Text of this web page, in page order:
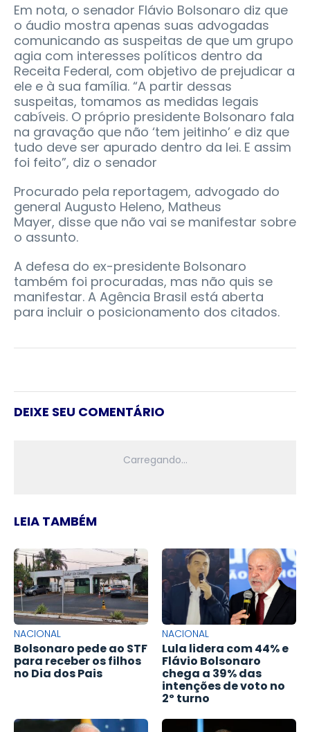
Em nota, o senador Flávio Bolsonaro diz que
o áudio mostra apenas suas advogadas
comunicando as suspeitas de que um grupo
agia com interesses políticos dentro da
Receita Federal, com objetivo de prejudicar a
ele e à sua família. “A partir dessas
suspeitas, tomamos as medidas legais
cabíveis. O próprio presidente Bolsonaro fala
na gravação que não ‘tem jeitinho’ e diz que
tudo deve ser apurado dentro da lei. E assim
foi feito”, diz o senador
Procurado pela reportagem, advogado do
general Augusto Heleno, Matheus
Mayer, disse que não vai se manifestar sobre
o assunto.
A defesa do ex-presidente Bolsonaro
também foi procuradas, mas não quis se
manifestar. A Agência Brasil está aberta
para incluir o posicionamento dos citados.
DEIXE SEU COMENTÁRIO
LEIA TAMBÉM
NACIONAL
Bolsonaro pede ao STF
para receber os filhos
no Dia dos Pais
NACIONAL
Lula lidera com 44% e
Flávio Bolsonaro
chega a 39% das
intenções de voto no
2º turno